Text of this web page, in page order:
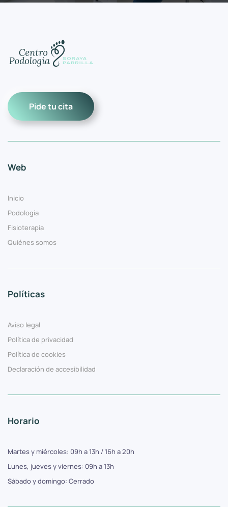
Pide tu cita
Web
Inicio
Podología
Fisioterapia
Quiénes somos
Políticas
Aviso legal
Política de privacidad
Política de cookies
Declaración de accesibilidad
Horario
Martes y miércoles: 09h a 13h / 16h a 20h
Lunes, jueves y viernes: 09h a 13h
Sábado y domingo: Cerrado